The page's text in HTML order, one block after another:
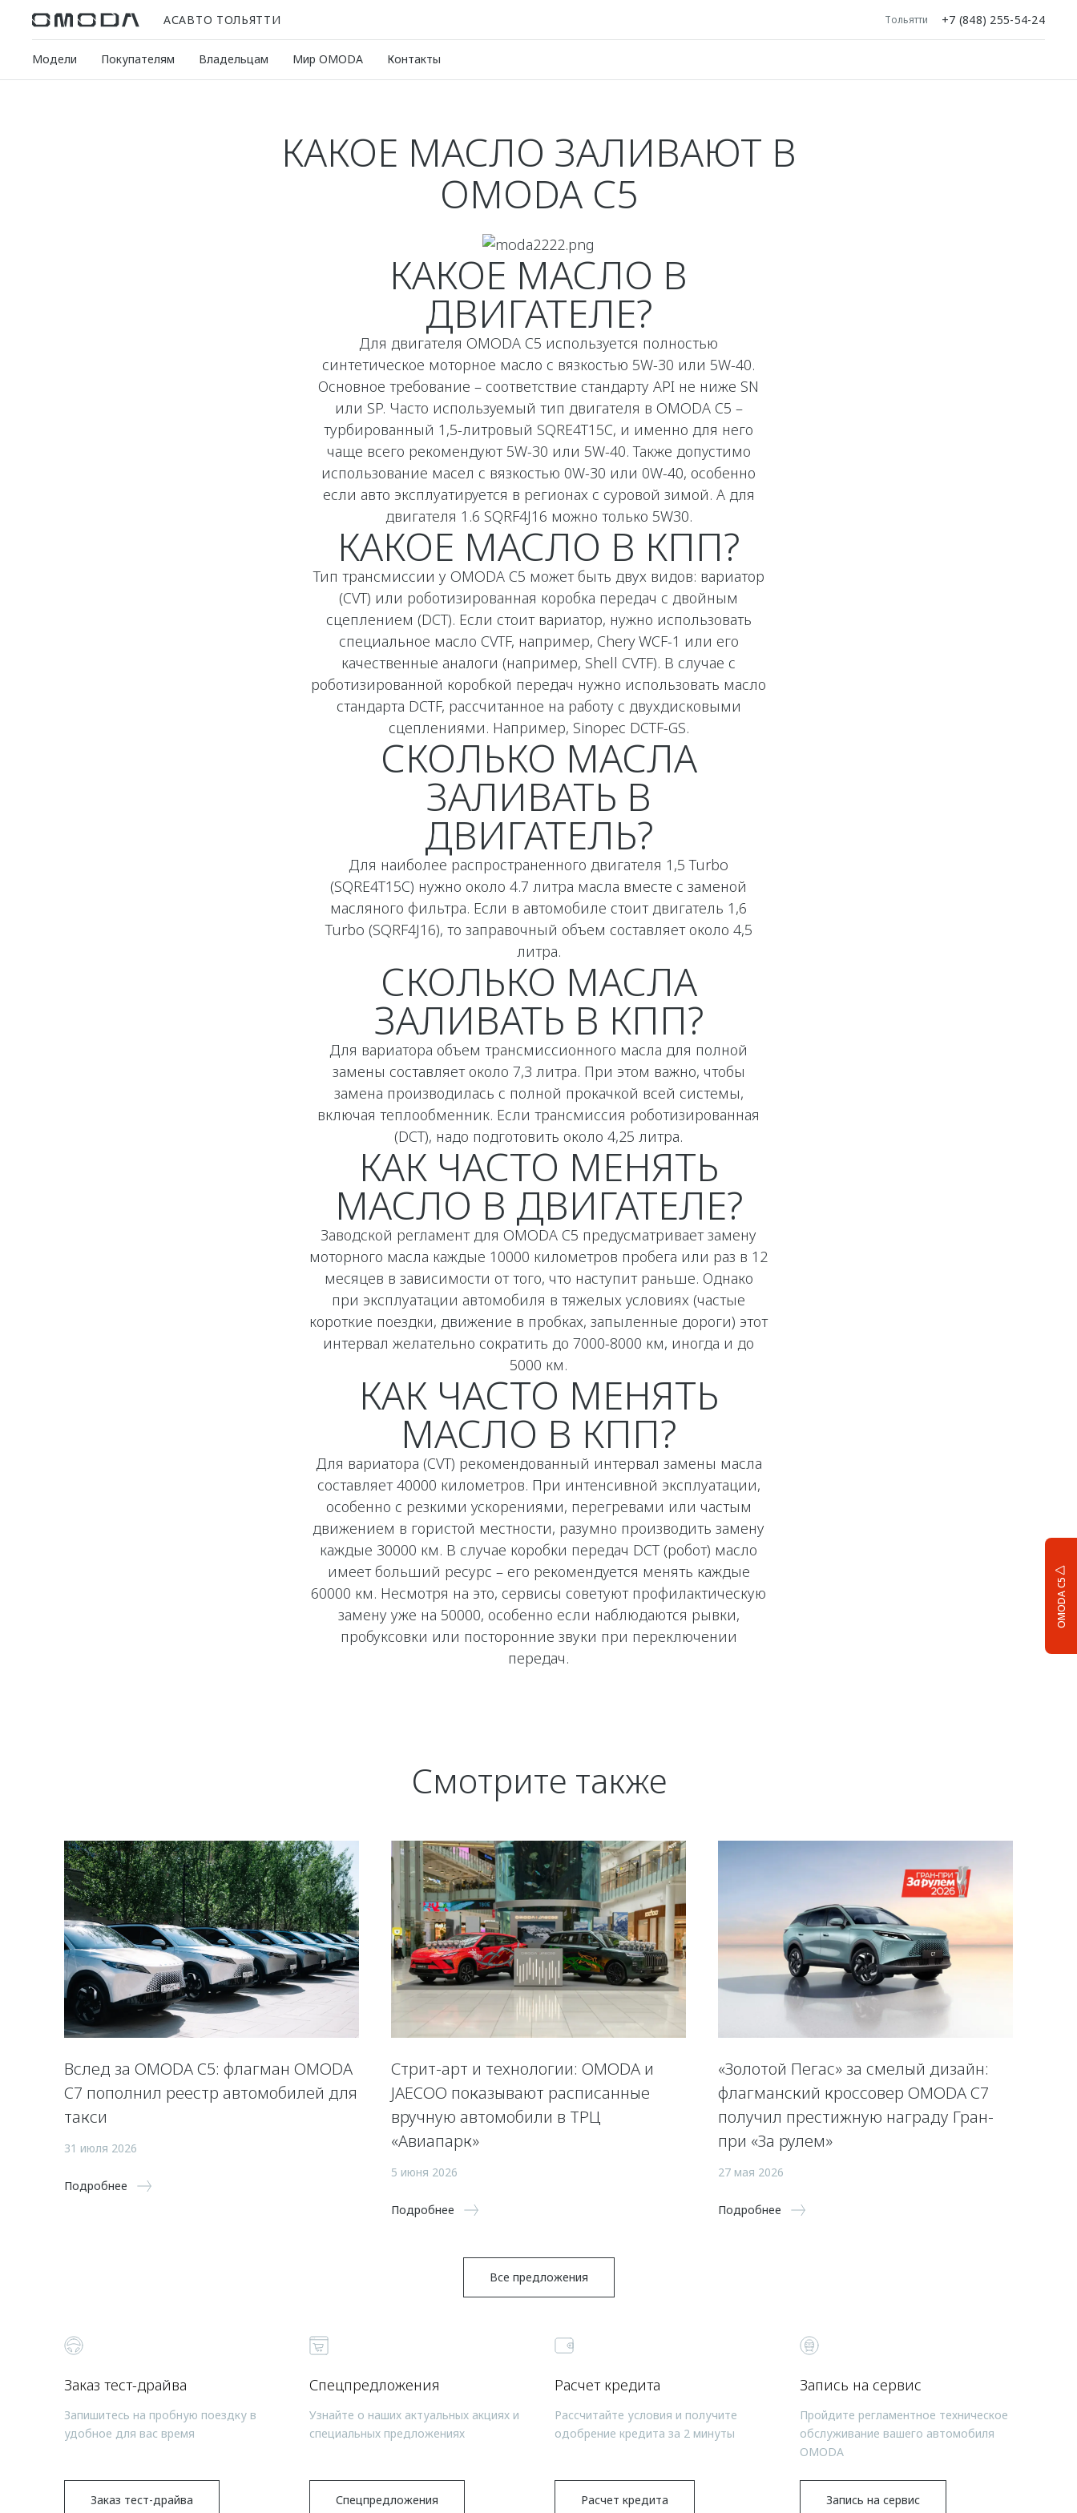
АСАВТО ТОЛЬЯТТИ Тольятти +7 (848) 255-54-24
Модели Покупателям Владельцам Мир OMODA Контакты
OMODA C5
КАКОЕ МАСЛО ЗАЛИВАЮТ В
OMODA C5
КАКОЕ МАСЛО В
ДВИГАТЕЛЕ?
Для двигателя OMODA C5 используется полностью
синтетическое моторное масло с вязкостью 5W-30 или 5W-40.
Основное требование – соответствие стандарту API не ниже SN
или SP. Часто используемый тип двигателя в OMODA C5 –
турбированный 1,5-литровый SQRE4T15C, и именно для него
чаще всего рекомендуют 5W-30 или 5W-40. Также допустимо
использование масел с вязкостью 0W-30 или 0W-40, особенно
если авто эксплуатируется в регионах с суровой зимой. А для
двигателя 1.6 SQRF4J16 можно только 5W30.
КАКОЕ МАСЛО В КПП?
Тип трансмиссии у OMODA C5 может быть двух видов: вариатор
(CVT) или роботизированная коробка передач с двойным
сцеплением (DCT). Если стоит вариатор, нужно использовать
специальное масло CVTF, например, Chery WCF-1 или его
качественные аналоги (например, Shell CVTF). В случае с
роботизированной коробкой передач нужно использовать масло
стандарта DCTF, рассчитанное на работу с двухдисковыми
сцеплениями. Например, Sinopec DCTF-GS.
СКОЛЬКО МАСЛА
ЗАЛИВАТЬ В
ДВИГАТЕЛЬ?
Для наиболее распространенного двигателя 1,5 Turbo
(SQRE4T15C) нужно около 4.7 литра масла вместе с заменой
масляного фильтра. Если в автомобиле стоит двигатель 1,6
Turbo (SQRF4J16), то заправочный объем составляет около 4,5
литра.
СКОЛЬКО МАСЛА
ЗАЛИВАТЬ В КПП?
Для вариатора объем трансмиссионного масла для полной
замены составляет около 7,3 литра. При этом важно, чтобы
замена производилась с полной прокачкой всей системы,
включая теплообменник. Если трансмиссия роботизированная
(DCT), надо подготовить около 4,25 литра.
КАК ЧАСТО МЕНЯТЬ
МАСЛО В ДВИГАТЕЛЕ?
Заводской регламент для OMODA C5 предусматривает замену
моторного масла каждые 10000 километров пробега или раз в 12
месяцев в зависимости от того, что наступит раньше. Однако
при эксплуатации автомобиля в тяжелых условиях (частые
короткие поездки, движение в пробках, запыленные дороги) этот
интервал желательно сократить до 7000-8000 км, иногда и до
5000 км.
КАК ЧАСТО МЕНЯТЬ
МАСЛО В КПП?
Для вариатора (CVT) рекомендованный интервал замены масла
составляет 40000 километров. При интенсивной эксплуатации,
особенно с резкими ускорениями, перегревами или частым
движением в гористой местности, разумно производить замену
каждые 30000 км. В случае коробки передач DCT (робот) масло
имеет больший ресурс – его рекомендуется менять каждые
60000 км. Несмотря на это, сервисы советуют профилактическую
замену уже на 50000, особенно если наблюдаются рывки,
пробуксовки или посторонние звуки при переключении
передач.
Смотрите также
Вслед за OMODA C5: флагман OMODA
C7 пополнил реестр автомобилей для
такси
31 июля 2026
Подробнее
Стрит-арт и технологии: OMODA и
JAECOO показывают расписанные
вручную автомобили в ТРЦ
«Авиапарк»
5 июня 2026
Подробнее
«Золотой Пегас» за смелый дизайн:
флагманский кроссовер OMODA C7
получил престижную награду Гран-
при «За рулем»
27 мая 2026
Подробнее
Все предложения
Заказ тест-драйва
Запишитесь на пробную поездку в
удобное для вас время
Заказ тест-драйва
Спецпредложения
Узнайте о наших актуальных акциях и
специальных предложениях
Спецпредложения
Расчет кредита
Рассчитайте условия и получите
одобрение кредита за 2 минуты
Расчет кредита
Запись на сервис
Пройдите регламентное техническое
обслуживание вашего автомобиля
OMODA
Запись на сервис